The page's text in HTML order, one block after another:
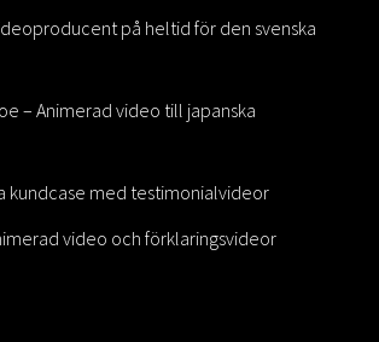
på heltid för den svenska
– Animerad video till japanska
kundcase med testimonialvideor
video och förklaringsvideor